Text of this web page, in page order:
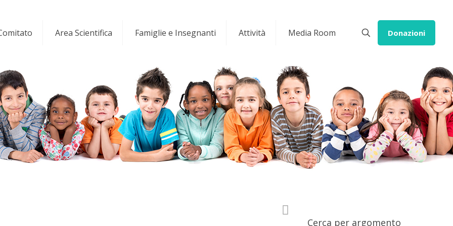
Area Scientifica Famiglie e Insegnanti Attività Media Room Donazioni
Cerca per argomento